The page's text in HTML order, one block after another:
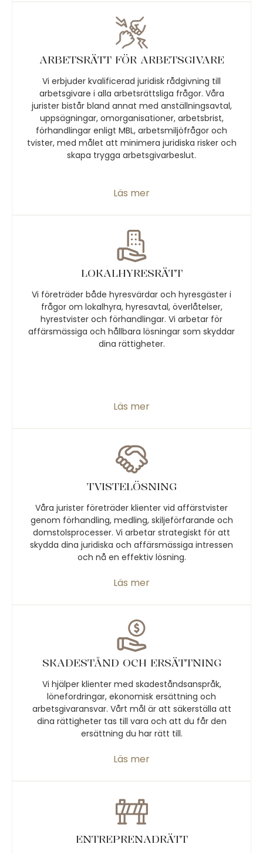
ARBETSRÄTT FÖR ARBETSGIVARE
Vi erbjuder kvalificerad juridisk rådgivning till
arbetsgivare i alla arbetsrättsliga frågor. Våra
jurister bistår bland annat med anställningsavtal,
uppsägningar, omorganisationer, arbetsbrist,
förhandlingar enligt MBL, arbetsmiljöfrågor och
tvister, med målet att minimera juridiska risker och
skapa trygga arbetsgivarbeslut.
Läs mer
LOKALHYRESRÄTT
Vi företräder både hyresvärdar och hyresgäster i
frågor om lokalhyra, hyresavtal, överlåtelser,
hyrestvister och förhandlingar. Vi arbetar för
affärsmässiga och hållbara lösningar som skyddar
dina rättigheter.
Läs mer
TVISTELÖSNING
Våra jurister företräder klienter vid affärstvister
genom förhandling, medling, skiljeförfarande och
domstolsprocesser. Vi arbetar strategiskt för att
skydda dina juridiska och affärsmässiga intressen
och nå en effektiv lösning.
Läs mer
SKADESTÅND OCH ERSÄTTNING
Vi hjälper klienter med skadeståndsanspråk,
lönefordringar, ekonomisk ersättning och
arbetsgivaransvar. Vårt mål är att säkerställa att
dina rättigheter tas till vara och att du får den
ersättning du har rätt till.
Läs mer
ENTREPRENADRÄTT